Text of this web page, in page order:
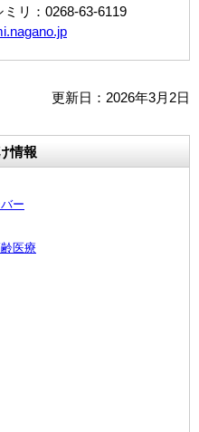
リ：0268-63-6119
更新日：2026年3月2日
情報
ー
医療